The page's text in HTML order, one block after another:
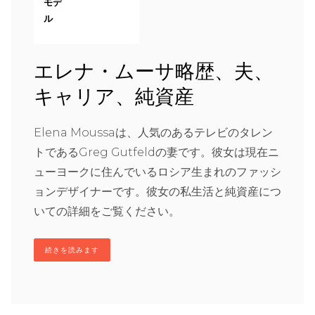
ル
エレナ・ムーサ略歴、夫、
キャリア、純資産
Elena Moussaは、人気のあるテレビのタレン
トであるGreg Gutfeldの妻です。彼女は現在ニ
ューヨークに住んでいるロシア生まれのファッシ
ョンデザイナーです。彼女の私生活と純資産につ
いての詳細をご覧ください。
続きを読みます